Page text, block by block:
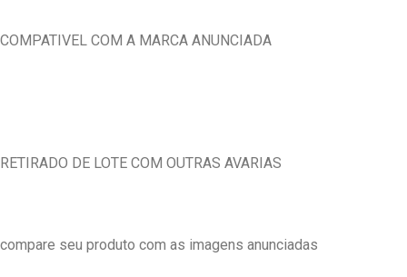
COMPATIVEL COM A MARCA ANUNCIADA
RETIRADO DE LOTE COM OUTRAS AVARIAS
compare seu produto com as imagens anunciadas